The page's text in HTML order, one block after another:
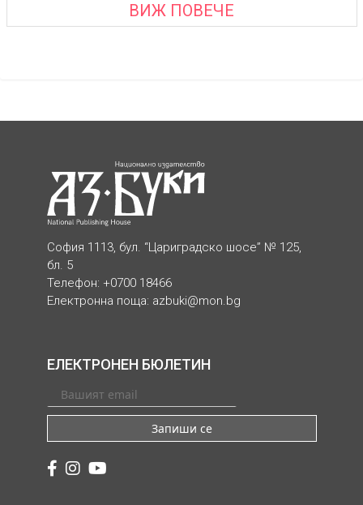
ВИЖ ПОВЕЧЕ
София 1113, бул. “Цариградско шосе” № 125,
бл. 5
Телефон: +0700 18466
Електронна поща: azbuki@mon.bg
ЕЛЕКТРОНЕН БЮЛЕТИН
Запиши се